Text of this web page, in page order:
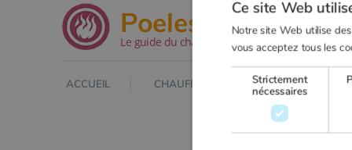
Poeles .net
Le guide du chauffage au bois
ACCUEIL CHAUFFAGE AU BOIS POELE
Ce site Web
Notre site Web utilise
vous acceptez tous les
Strictement
nécessaires